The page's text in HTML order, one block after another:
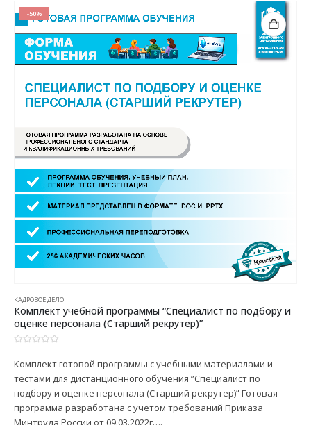
-50%
КАДРОВОЕ ДЕЛО
Комплект учебной программы “Специалист по подбору и
оценке персонала (Старший рекрутер)”
Комплект готовой программы с учебными материалами и
тестами для дистанционного обучения ”Специалист по
подбору и оценке персонала (Старший рекрутер)” Готовая
программа разработана с учетом требований Приказа
Минтруда России от 09.03.2022г….